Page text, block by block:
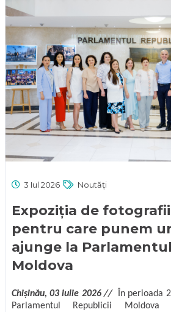
3 Iul 2026 Noutăți
Expoziția de
pentru care punem
ajunge la
Moldova
Chișinău, 03 iulie 2026 // În perioada
Parlamentul Republicii Moldova